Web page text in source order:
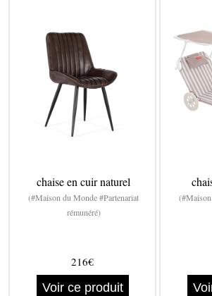
chaise en cuir naturel
(#Maison du Monde #Partenariat
rémunéré)
216€
Voir ce produit